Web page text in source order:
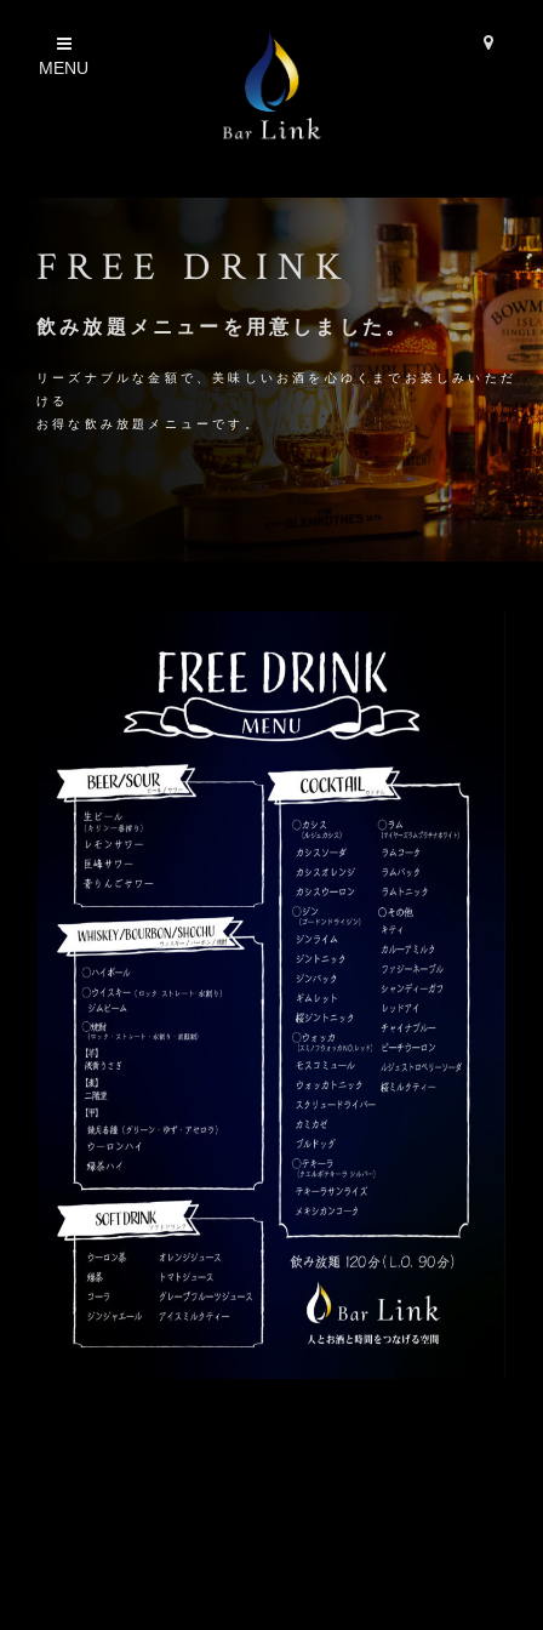
MENU
FREE DRINK
飲み放題メニューを用意しました。
リーズナブルな金額で、美味しいお酒を心ゆくまでお楽しみいただ
ける
お得な飲み放題メニューです。